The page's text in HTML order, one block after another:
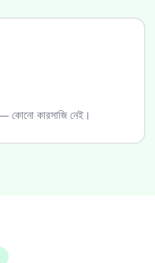
— কোনো কারসাজি নেই।